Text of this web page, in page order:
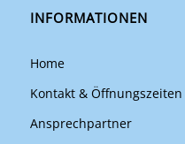
INFORMATIONEN
Home
Kontakt & Öffnungszeiten
Ansprechpartner